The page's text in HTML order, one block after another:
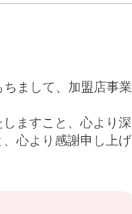
まして、加盟店事業
ますこと、心より深
心より感謝申し上げ